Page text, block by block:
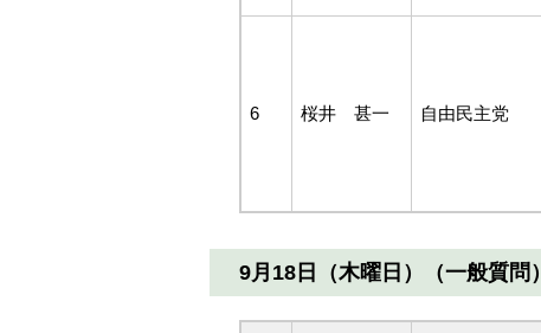
6 桜井 甚一 自由民主党
9月18日（木曜日）（一般質問）